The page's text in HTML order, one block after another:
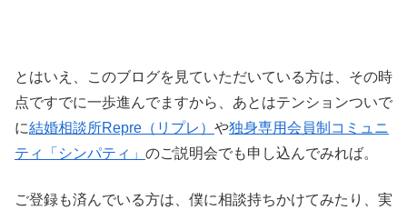
とはいえ、このブログを見ていただいている方は、その時
点ですでに一歩進んでますから、あとはテンションついで
に結婚相談所Repre（リプレ） や独身専用会員制コミュニ
ティ「シンパティ」 のご説明会でも申し込んでみれば。
ご登録も済んでいる方は、僕に相談持ちかけてみたり、実